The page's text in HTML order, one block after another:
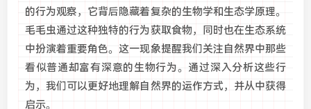
的行为观察，它背后隐藏着复杂的生物学和生态学原理。
毛毛虫通过这种独特的行为获取食物，同时也在生态系统
中扮演着重要角色。这一现象提醒我们关注自然界中那些
看似普通却富有深意的生物行为。通过深入分析这些行
为，我们可以更好地理解自然界的运作方式，并从中获得
启示。